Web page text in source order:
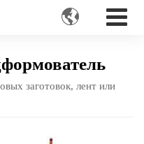

заготовок, лент или